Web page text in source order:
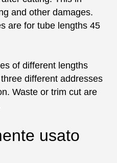
and other damages.
are for tube lengths 45
of different lengths
different addresses
Waste or trim cut are
usato